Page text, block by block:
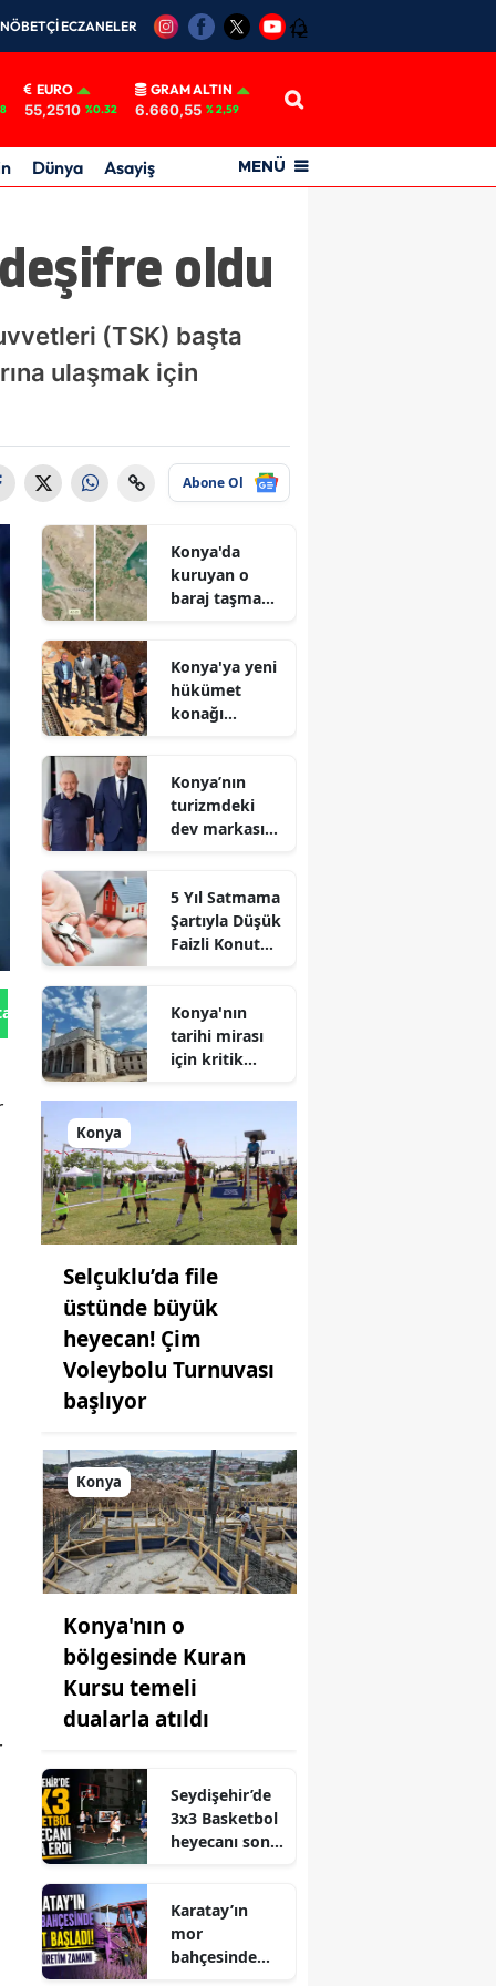
NÖBETÇİ ECZANELER 12
EURO
55,2510 %0.32
GRAM ALTIN
6.660,55 % 2,59
Dünya Asayiş MENÜ
oldu
(TSK) başta
ulaşmak için
Abone Ol
Gönder
Konya'da
kuruyan o
baraj taşma
Konya'ya yeni
hükümet
konağı
Konya’nın
turizmdeki
dev markası
de zirveye
oynuyor
5 Yıl Satmama
Şartıyla Düşük
Faizli Konut
Konya'nın
tarihi mirası
için kritik
durum
Konya
Selçuklu’da file
üstünde büyük
heyecan! Çim
Voleybolu Turnuvası
başlıyor
Konya
Konya'nın o
bölgesinde Kuran
Kursu temeli
dualarla atıldı
Seydişehir’de
3x3 Basketbol
heyecanı sona
Karatay’ın
mor
bahçesinde